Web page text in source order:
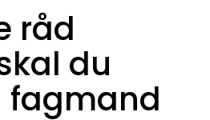
råd
du
fagmand